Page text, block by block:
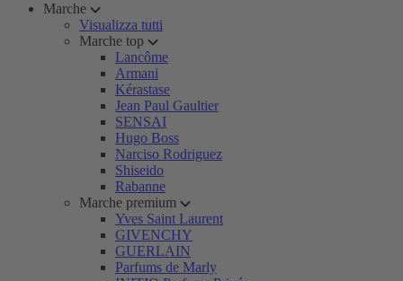
Marche
Visualizza tutti
Marche top
Lancôme
Armani
Kérastase
Jean Paul Gaultier
SENSAI
Hugo Boss
Narciso Rodriguez
Shiseido
Rabanne
Marche premium
Yves Saint Laurent
GIVENCHY
GUERLAIN
Parfums de Marly